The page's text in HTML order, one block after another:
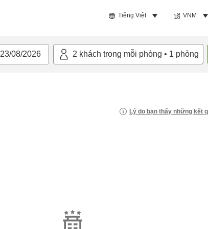
Tiếng Việt VNM
23/08/2026 2 khách trong mỗi phòng • 1 phòng
Lý do bạn thấy những kết